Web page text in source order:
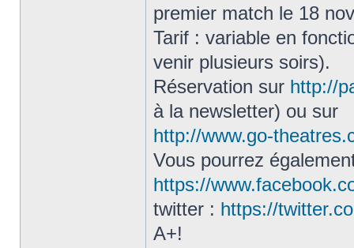
premier match le 18
Tarif : variable en
venir plusieurs soirs).
Réservation sur http://
à la newsletter) ou sur
http://www.go-
Vous pourrez
https://
twitter : https://
A+!